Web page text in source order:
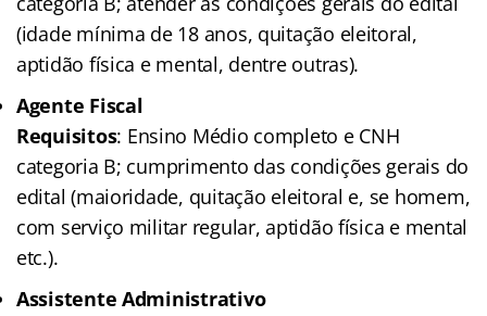
(idade mínima de 18 anos, quitação eleitoral,
aptidão física e mental, dentre outras).
Agente Fiscal
Requisitos: Ensino Médio completo e CNH
categoria B; cumprimento das condições gerais do
edital (maioridade, quitação eleitoral e, se homem,
com serviço militar regular, aptidão física e mental
etc.).
Assistente Administrativo